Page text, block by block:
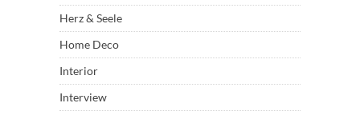
Herz & Seele
Home Deco
Interior
Interview